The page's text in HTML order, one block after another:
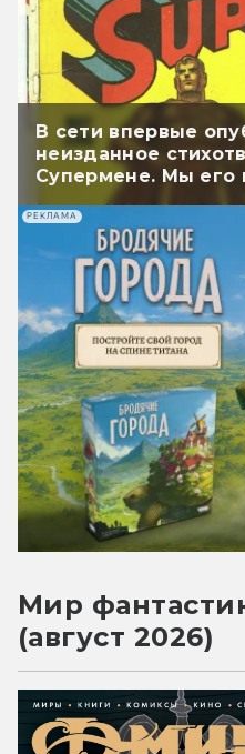
В сети впервые
неизданное
Супермене. Мы его
РЕКЛАМА
Мир
(август 2026)